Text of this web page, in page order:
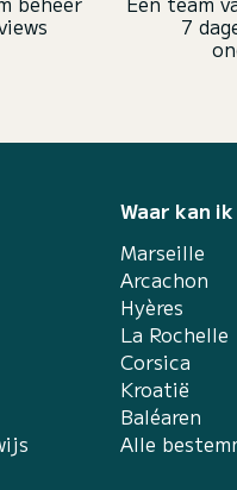
7
Waar kan
Marseille
Arcachon
Hyères
La Rochelle
Corsica
Kroatië
Baléaren
Alle